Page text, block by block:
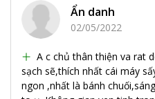
Ẩn danh
02/05/2022
A c chủ thân thiện va rat
sạch sẽ,thích nhất cái máy
ngon ,nhất là bánh